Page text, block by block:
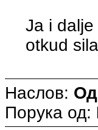
Ja i
otkud
Наслов:
Порука од: